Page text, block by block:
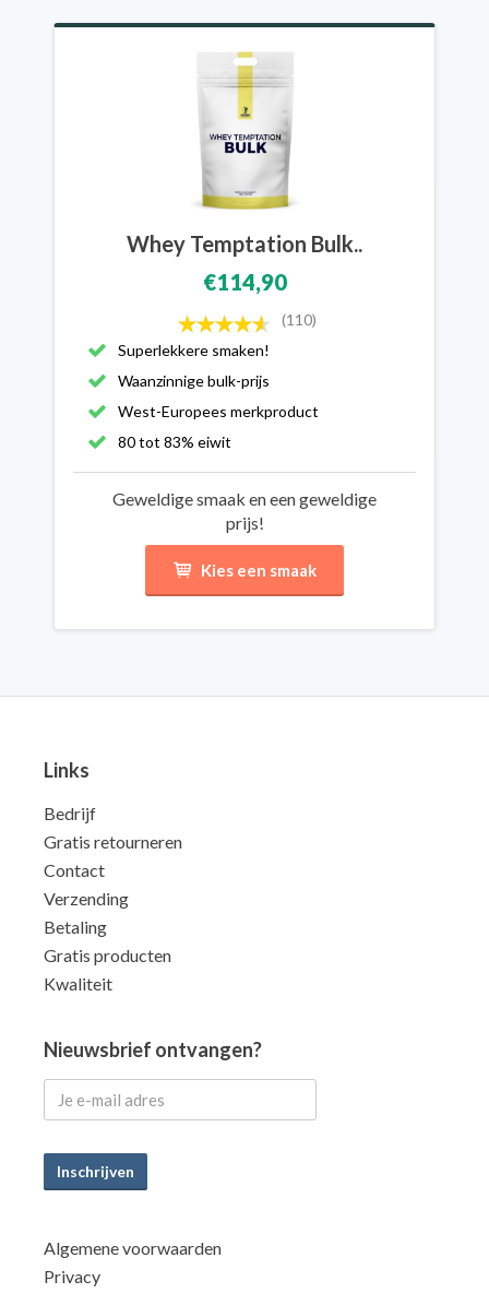
Whey Temptation Bulk..
€114,90
(110)
Superlekkere smaken!
Waanzinnige bulk-prijs
West-Europees merkproduct
80 tot 83% eiwit
Geweldige smaak en een geweldige
prijs!
Kies een smaak
Links
Bedrijf
Gratis retourneren
Contact
Verzending
Betaling
Gratis producten
Kwaliteit
Nieuwsbrief ontvangen?
Inschrijven
Algemene voorwaarden
Privacy